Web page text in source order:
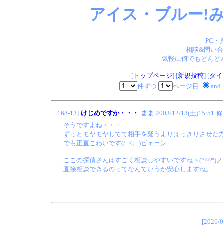
アイス・ブルー!
PC・
相談&問い
気軽に何でもどん
[トップページ] [新規投稿] [タ
件ずつ
ページ目 and
[168-13] けじめですか・・・ まま 2003/12/13(土)15:51
そうですよね・・・
ずっとモヤモヤしてて相手を疑うよりはっきりさせ
でも正直こわいです(/_<。)ビェェン
ここの探偵さんはすごく相談しやすいですねヽ(*^^*)ノ
直接相談できるのってなんていうか安心しますね。
[2026/